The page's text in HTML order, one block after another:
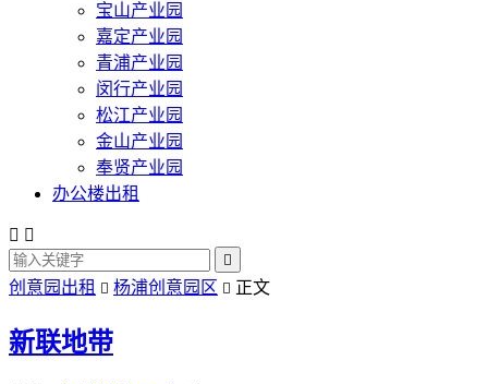
宝山产业园
嘉定产业园
青浦产业园
闵行产业园
松江产业园
金山产业园
奉贤产业园
办公楼出租
 

创意园出租  杨浦创意园区  正文
新联地带